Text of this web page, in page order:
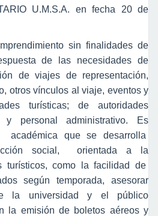
U.M.S.A. en fecha 20 de
sin finalidades de
de las necesidades de
de viajes de representación,
otros vínculos al viaje, eventos y
turísticas; de autoridades
y personal administrativo. Es
académica que se desarrolla
social, orientada a la
turísticos, como la facilidad de
según temporada, asesorar
la universidad y el público
la emisión de boletos aéreos y